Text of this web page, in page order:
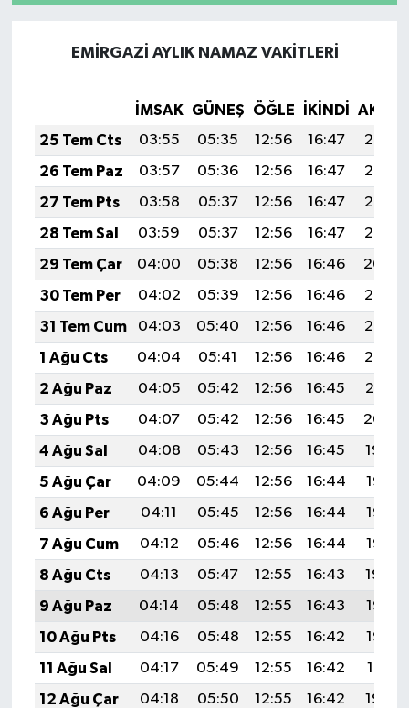
EMİRGAZİ AYLIK NAMAZ VAKITLERI
İMSAK GÜNEŞ ÖĞLE İKINDI
25 Tem Cts
03:55 05:35 12:56 16:47
20:08
26 Tem Paz
03:57 05:36 12:56 16:47
20:07
27 Tem Pts
03:58 05:37 12:56 16:47
20:06
28 Tem Sal
03:59 05:37 12:56 16:47
20:05
29 Tem Çar
04:00 05:38 12:56 16:46
20:04
30 Tem Per
04:02 05:39 12:56 16:46
20:03
31 Tem Cum
04:03 05:40 12:56 16:46
20:02
1 Ağu Cts
04:04 05:41 12:56 16:46
20:02
2 Ağu Paz
04:05 05:42 12:56 16:45
20:01
3 Ağu Pts
04:07 05:42 12:56 16:45
20:00
4 Ağu Sal
04:08 05:43 12:56 16:45
19:59
5 Ağu Çar
04:09 05:44 12:56 16:44
19:57
6 Ağu Per
04:11 05:45 12:56 16:44
19:56
7 Ağu Cum
04:12 05:46 12:56 16:44
19:55
8 Ağu Cts
04:13 05:47 12:55 16:43
19:54
9 Ağu Paz
04:14 05:48 12:55 16:43
19:53
10 Ağu Pts
04:16 05:48 12:55 16:42
19:52
11 Ağu Sal
04:17 05:49 12:55 16:42
19:51
12 Ağu Çar
04:18 05:50 12:55 16:42
19:50